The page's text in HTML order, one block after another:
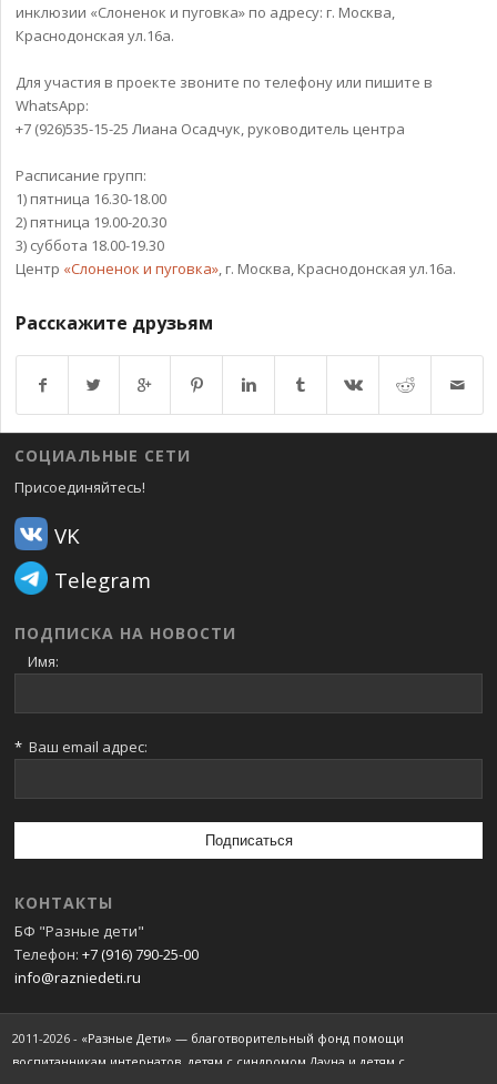
инклюзии «Слоненок и пуговка» по адресу: г. Москва,
Краснодонская ул.16а.
Для участия в проекте звоните по телефону или пишите в
WhatsApp:
+7 (926)535-15-25 Лиана Осадчук, руководитель центра
Расписание групп:
1) пятница 16.30-18.00
2) пятница 19.00-20.30
3) суббота 18.00-19.30
Центр «Слоненок и пуговка», г. Москва, Краснодонская ул.16а.
Расскажите друзьям
Возврат к списку
СОЦИАЛЬНЫЕ СЕТИ
Присоединяйтесь!
VK
Telegram
ПОДПИСКА НА НОВОСТИ
Имя:
* Ваш email адрес:
КОНТАКТЫ
БФ "Разные дети"
Телефон: +7 (916) 790-25-00
info@razniedeti.ru
2011-2026 - «Разные Дети» — благотворительный фонд помощи
воспитанникам интернатов, детям с синдромом Дауна и детям с